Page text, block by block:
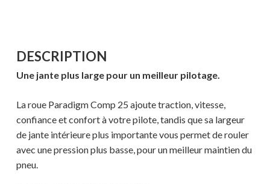
DESCRIPTION
Une jante plus large pour un meilleur pilotage.
La roue Paradigm Comp 25 ajoute traction, vitesse,
confiance et confort à votre pilote, tandis que sa largeur
de jante intérieure plus importante vous permet de rouler
avec une pression plus basse, pour un meilleur maintien du
pneu.